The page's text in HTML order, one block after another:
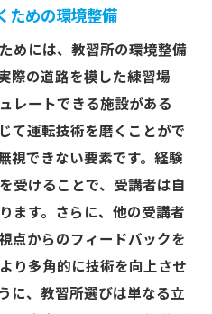
ための環境整備
めには、教習所の環境整備
際の道路を模した練習場
レートできる施設がある
て運転技術を磨くことがで
視できない要素です。経験
受けることで、受講者は自
ます。さらに、他の受講者
点からのフィードバックを
り多角的に技術を向上させ
に、教習所選びは単なる立